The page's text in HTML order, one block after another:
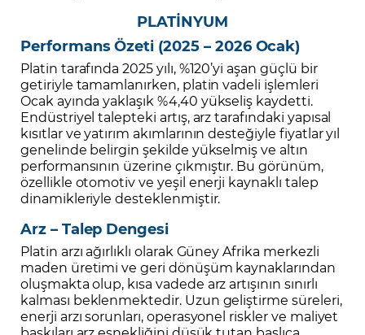
PLATİNYUM
Performans Özeti (2025 – 2026 Ocak)
Platin tarafında 2025 yılı, %120’yi aşan güçlü bir
getiriyle tamamlanırken, platin vadeli işlemleri
Ocak ayında yaklaşık %4,40 yükseliş kaydetti.
Endüstriyel talepteki artış, arz tarafındaki yapısal
kısıtlar ve yatırım akımlarının desteğiyle fiyatlar yıl
genelinde belirgin şekilde yükselmiş ve altın
performansının üzerine çıkmıştır. Bu görünüm,
özellikle otomotiv ve yeşil enerji kaynaklı talep
dinamikleriyle desteklenmiştir.
Arz – Talep Dengesi
Platin arzı ağırlıklı olarak Güney Afrika merkezli
maden üretimi ve geri dönüşüm kaynaklarından
oluşmakta olup, kısa vadede arz artışının sınırlı
kalması beklenmektedir. Uzun geliştirme süreleri,
enerji arzı sorunları, operasyonel riskler ve maliyet